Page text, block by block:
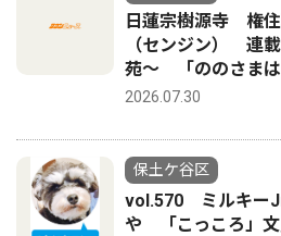
日蓮宗樹源寺 権
（センジン）
苑〜 「ののさまは
2026.07.30
保土ケ谷区
vol.570 ミルキー
や 「こっころ」文